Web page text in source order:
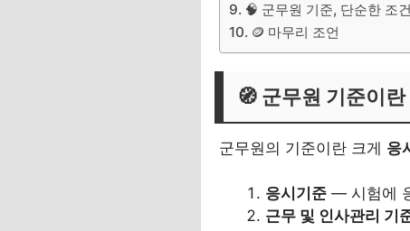
🧠 군무원 기준, 단순한 조
🪙 마무리 조언
🧭 군무원 기준이
군무원의 기준이란 크게 응
응시기준 — 시험에
근무 및 인사관리 기